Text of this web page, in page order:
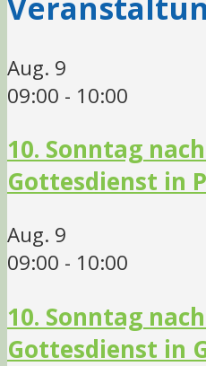
Aug. 9
09:00 - 10:00
10. Sonntag
Gottesdienst in
Aug. 9
09:00 - 10:00
10. Sonntag
Gottesdienst in